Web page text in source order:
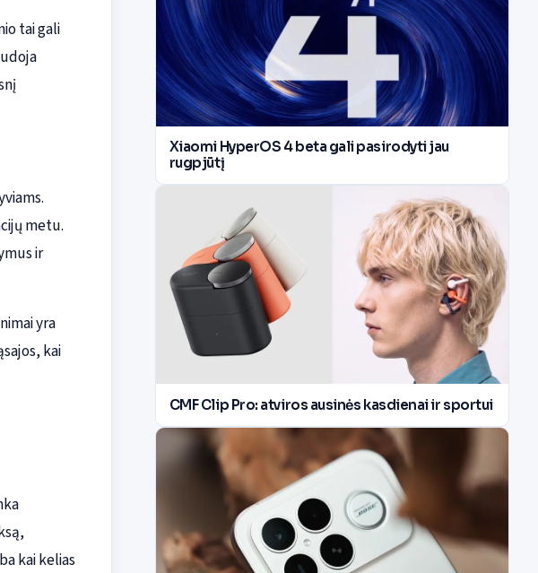
tai gali
metu.
ir
yra
kai
kai kelias
Xiaomi HyperOS 4 beta gali pasirodyti jau
rugpjūtį
CMF Clip Pro: atviros ausinės kasdienai ir sportui